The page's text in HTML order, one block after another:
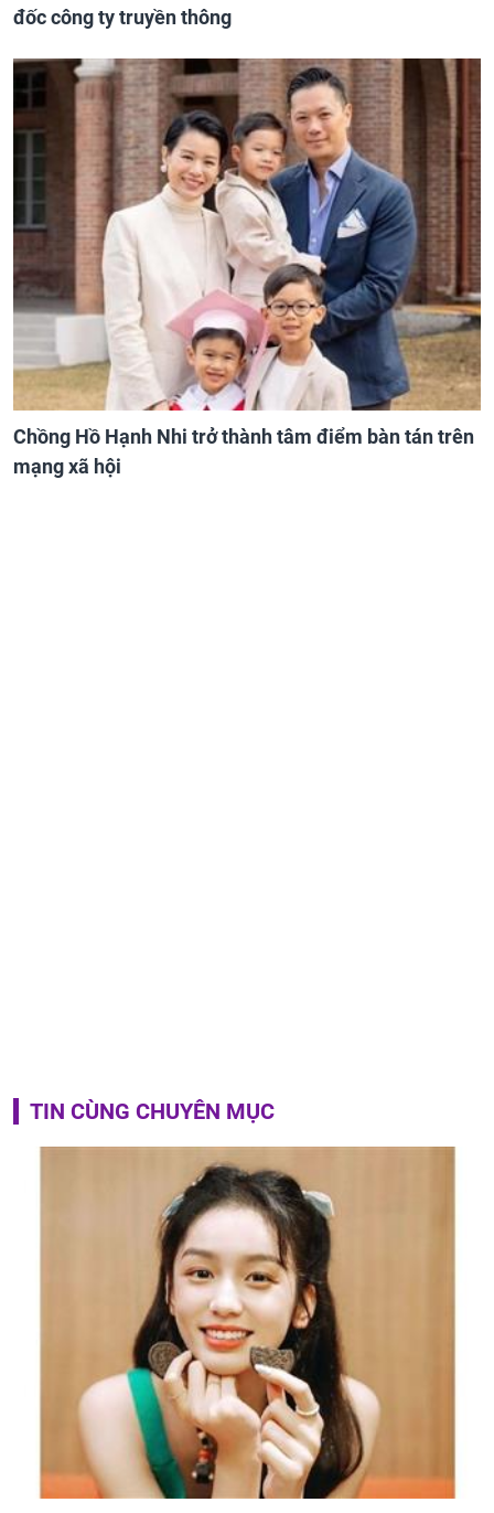
đốc công ty truyền thông
Chồng Hồ Hạnh Nhi trở thành tâm điểm bàn tán trên
mạng xã hội
TIN CÙNG CHUYÊN MỤC